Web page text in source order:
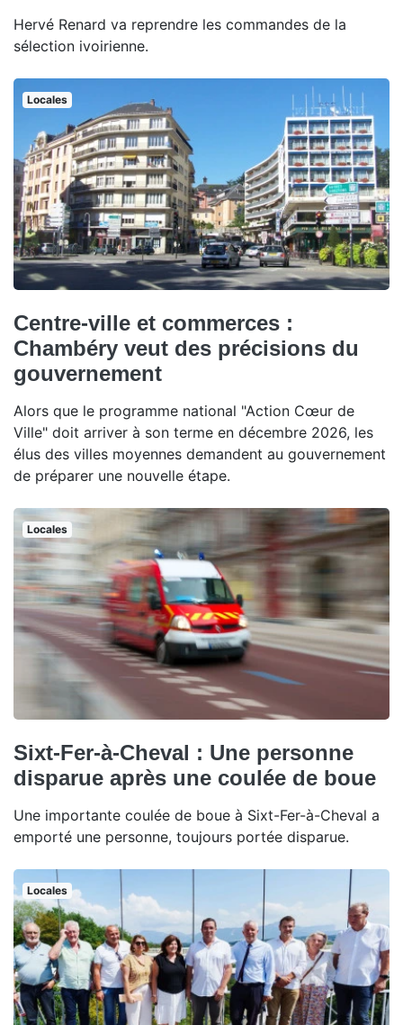
Hervé Renard va reprendre les commandes de la
sélection ivoirienne.
Locales
Centre-ville et commerces :
Chambéry veut des précisions du
gouvernement
Alors que le programme national "Action Cœur de
Ville" doit arriver à son terme en décembre 2026, les
élus des villes moyennes demandent au gouvernement
de préparer une nouvelle étape.
Locales
Sixt-Fer-à-Cheval : Une personne
disparue après une coulée de boue
Une importante coulée de boue à Sixt-Fer-à-Cheval a
emporté une personne, toujours portée disparue.
Locales